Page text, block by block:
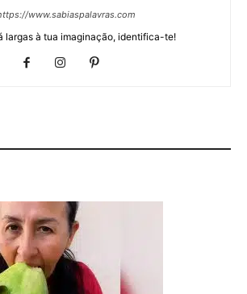
www.sabiaspalavras.com
largas à tua imaginação, identifica-te!